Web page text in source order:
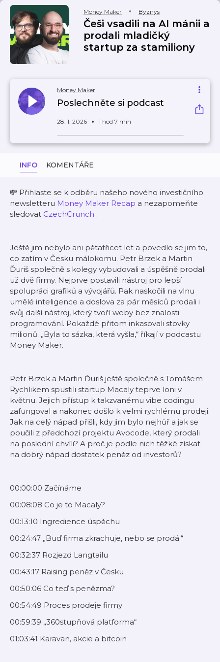
Money Maker Byznys
Češi vsadili na AI mánii a
prodali mladičký
startup za stamiliony
Money Maker
Poslechněte si podcast
28. 1. 2026 1 hod 7 min
INFO KOMENTÁŘE
💸 Přihlaste se k odběru našeho nového investičního
newsletteru ⁠⁠⁠⁠Money Maker Recap⁠⁠⁠⁠ a nezapomeňte
sledovat ⁠⁠⁠⁠CzechCrunch⁠⁠⁠⁠ .
Ještě jim nebylo ani pětatřicet let a povedlo se jim to,
co zatím v Česku málokomu. Petr Brzek a Martin
Ďuriš společně s kolegy vybudovali a úspěšně prodali
už dvě firmy. Nejprve postavili nástroj pro lepší
spolupráci grafiků a vývojářů. Pak naskočili na vlnu
umělé inteligence a doslova za pár měsíců prodali i
svůj další nástroj, který tvoří weby bez znalosti
programování. Pokaždé přitom inkasovali stovky
milionů. „Byla to sázka, která vyšla,“ říkají v podcastu
Money Maker.
Petr Brzek a Martin Ďuriš ještě společně s Tomášem
Rychlikem spustili startup Macaly teprve loni v
květnu. Jejich přístup k takzvanému vibe codingu
zafungoval a nakonec došlo k velmi rychlému prodeji.
Jak na celý nápad přišli, kdy jim bylo nejhůř a jak se
poučili z předchozí projektu Avocode, který prodali
na poslední chvíli? A proč je podle nich těžké získat
na dobrý nápad dostatek peněz od investorů?
00:00:00 Začínáme
00:08:08 Co je to Macaly?
00:13:10 Ingredience úspěchu
00:24:47 „Buď firma zkrachuje, nebo se prodá.“
00:32:37 Rozjezd Langtailu
00:43:17 Raising peněz v Česku
00:50:06 Co teď s penězma?
00:54:49 Proces prodeje firmy
00:59:39 „360stupňová platforma“
01:03:41 Karavan, akcie a bitcoin